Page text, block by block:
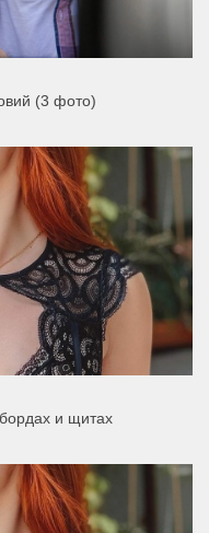
(3 фото)
и щитах